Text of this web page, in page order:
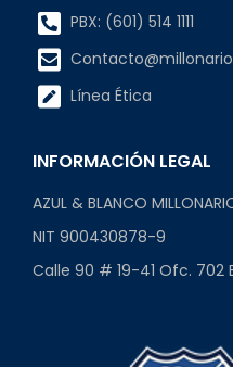
PBX: (601) 514 1111
Línea Ética
INFORMACIÓN LEGAL
AZUL & BLANCO
NIT 900430878-9
Calle 90 # 19-41 Ofc. 702